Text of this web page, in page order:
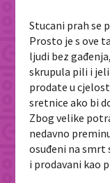
Stucani prah se
Prosto je s ove
ljudi bez
skrupula pili i
prodate u
sretnice ako bi
Zbog velike
nedavno
osuđeni na smrt
i prodavani kao